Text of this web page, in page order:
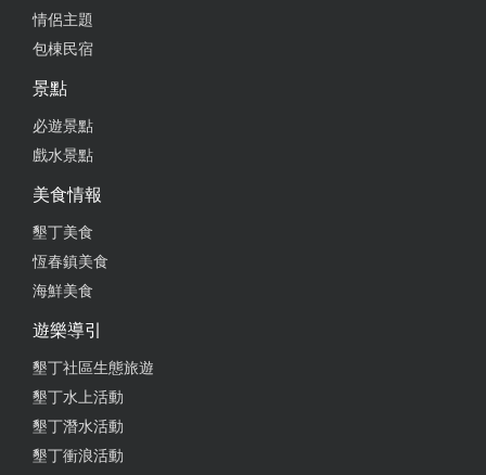
情侶主題
包棟民宿
景點
必遊景點
戲水景點
美食情報
墾丁美食
恆春鎮美食
海鮮美食
遊樂導引
墾丁社區生態旅遊
墾丁水上活動
墾丁潛水活動
墾丁衝浪活動